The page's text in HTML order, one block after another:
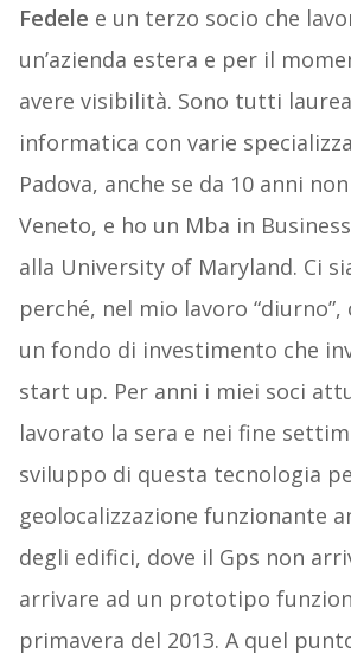
Fedele e un terzo socio che
un’azienda estera e per il
avere visibilità. Sono tutti
informatica con varie
Padova, anche se da 10 anni
Veneto, e ho un Mba in
alla University of Maryland. Ci
perché, nel mio lavoro
un fondo di investimento che
start up. Per anni i miei soci
lavorato la sera e nei fine
sviluppo di questa tecnologia
geolocalizzazione funzionante
degli edifici, dove il Gps non
arrivare ad un prototipo
primavera del 2013. A quel